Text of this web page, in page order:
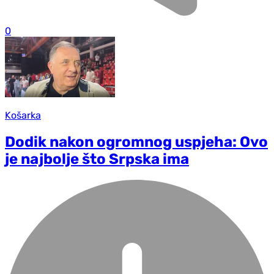
0
Košarka
Dodik nakon ogromnog uspjeha: Ovo
je najbolje što Srpska ima